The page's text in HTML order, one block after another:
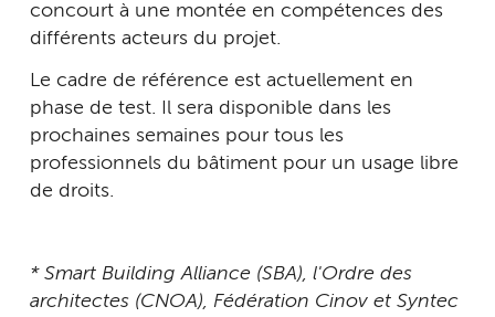
concourt à une montée en compétences des
différents acteurs du projet.
Le cadre de référence est actuellement en
phase de test. Il sera disponible dans les
prochaines semaines pour tous les
professionnels du bâtiment pour un usage libre
de droits.
* Smart Building Alliance (SBA), l'Ordre des
architectes (CNOA), Fédération Cinov et Syntec